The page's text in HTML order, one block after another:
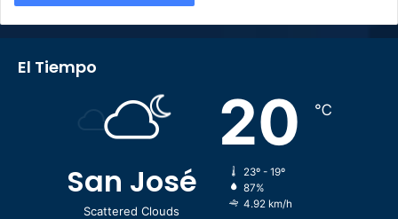
El Tiempo
San José
Scattered Clouds
20 ℃
23º - 19º
87%
4.92 km/h